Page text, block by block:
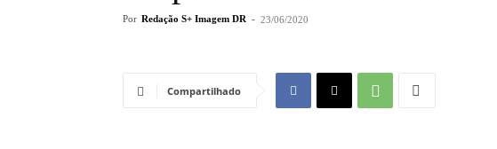
Por Redação S+ Imagem DR - 23/06/2020
Compartilhado